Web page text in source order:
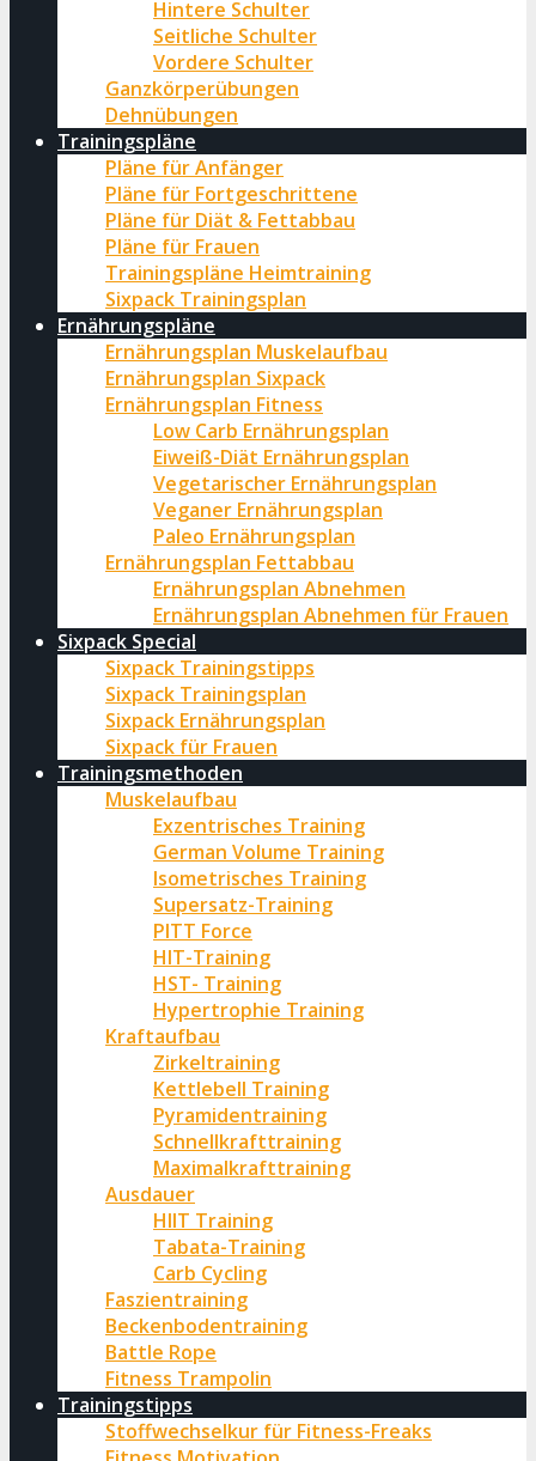
Hintere Schulter
Seitliche Schulter
Vordere Schulter
Ganzkörperübungen
Dehnübungen
Trainingspläne
Pläne für Anfänger
Pläne für Fortgeschrittene
Pläne für Diät & Fettabbau
Pläne für Frauen
Trainingspläne Heimtraining
Sixpack Trainingsplan
Ernährungspläne
Ernährungsplan Muskelaufbau
Ernährungsplan Sixpack
Ernährungsplan Fitness
Low Carb Ernährungsplan
Eiweiß-Diät Ernährungsplan
Vegetarischer Ernährungsplan
Veganer Ernährungsplan
Paleo Ernährungsplan
Ernährungsplan Fettabbau
Ernährungsplan Abnehmen
Ernährungsplan Abnehmen für Frauen
Sixpack Special
Sixpack Trainingstipps
Sixpack Trainingsplan
Sixpack Ernährungsplan
Sixpack für Frauen
Trainingsmethoden
Muskelaufbau
Exzentrisches Training
German Volume Training
Isometrisches Training
Supersatz-Training
PITT Force
HIT-Training
HST- Training
Hypertrophie Training
Kraftaufbau
Zirkeltraining
Kettlebell Training
Pyramidentraining
Schnellkrafttraining
Maximalkrafttraining
Ausdauer
HIIT Training
Tabata-Training
Carb Cycling
Faszientraining
Beckenbodentraining
Battle Rope
Fitness Trampolin
Trainingstipps
Stoffwechselkur für Fitness-Freaks